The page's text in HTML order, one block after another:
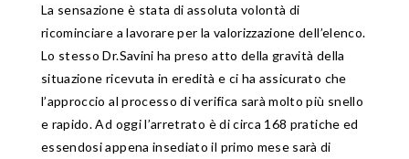
La sensazione è stata di assoluta volontà di
ricominciare a lavorare per la valorizzazione dell’elenco.
Lo stesso Dr.Savini ha preso atto della gravità della
situazione ricevuta in eredità e ci ha assicurato che
l’approccio al processo di verifica sarà molto più snello
e rapido. Ad oggi l’arretrato è di circa 168 pratiche ed
essendosi appena insediato il primo mese sarà di